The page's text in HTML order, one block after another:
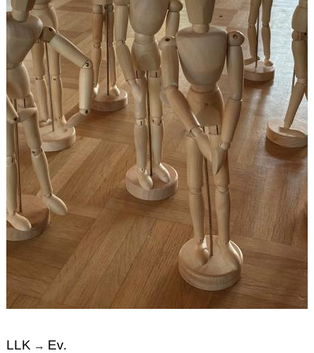
LLK → Ev.